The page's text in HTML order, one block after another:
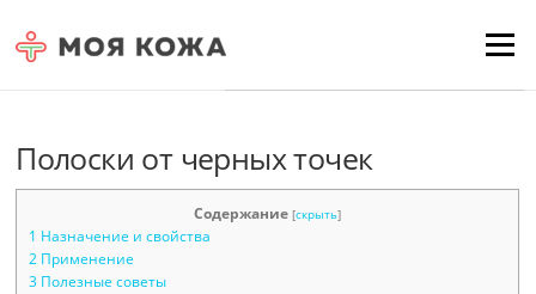
Menu
Полоски от черных точек
Содержание [скрыть]
1 Назначение и свойства
2 Применение
3 Полезные советы
Для любых предложений по